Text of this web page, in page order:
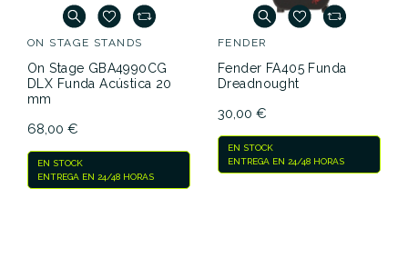
No hay características para comparar
ON STAGE STANDS
On Stage GBA4990CG
DLX Funda Acústica 20
mm
68,00 €
EN STOCK
ENTREGA EN 24/48 HORAS
FENDER
Fender FA405 Funda
Dreadnought
30,00 €
EN STOCK
ENTREGA EN 24/48 HORAS